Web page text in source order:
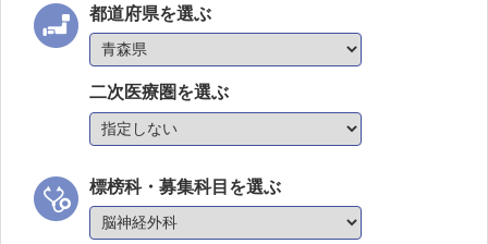
都道府県を選ぶ
二次医療圏を選ぶ
標榜科・募集科目を選ぶ